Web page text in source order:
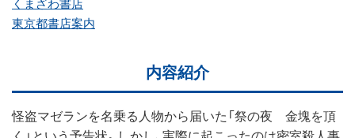
東京都書店案内
内容紹介
怪盗マゼランを名乗る人物から届いた「祭の夜 金塊を頂